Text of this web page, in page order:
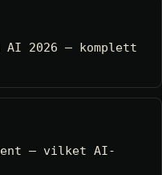
AI 2026 – komplett
– vilket AI-